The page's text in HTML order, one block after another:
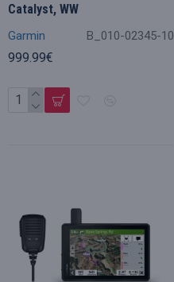
Garmin B_010-02345-10
Catalyst, WW
999.99€